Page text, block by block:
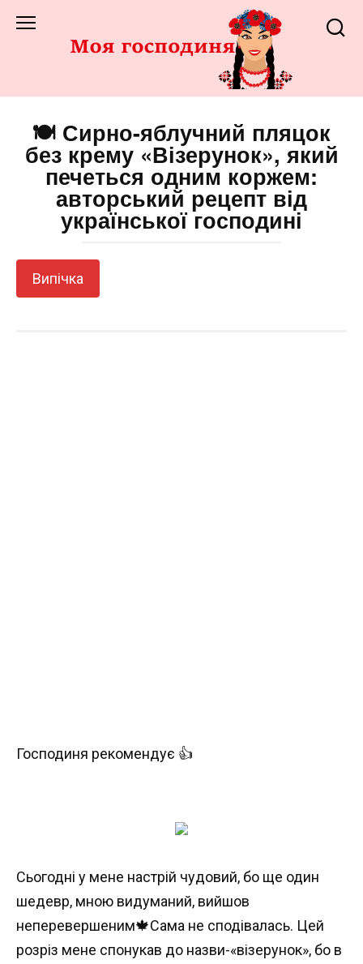
до
🍽️ Сирно-яблучний пляцок
без крему «Візерунок», який
печеться одним коржем:
авторський рецепт від
української господині
Випічка
Господиня рекомендує 👍
Сьогодні у мене настрій чудовий, бо ще один
шедевр, мною видуманий, вийшов
неперевершеним🍁Сама не сподівалась. Цей
розріз мене спонукав до назви-«візерунок», бо в